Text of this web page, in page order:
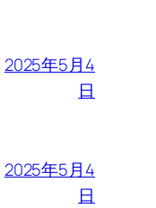
2025年5月4
日
2025年5月4
日